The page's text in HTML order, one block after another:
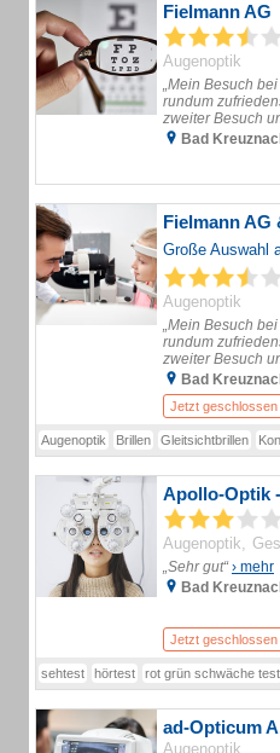
Fielmann AG
Augenoptik
„Mein Besuch
rundum
zweiter Besuch
Bad
Augenoptik
„Mein Besuch
rundum
zweiter Besuch
Bad
Jetzt geschlossen
Augenoptik Brillen Gleitsichtbrillen
Augenoptik
„Sehr gut“› mehr
Bad
Jetzt geschlossen
sehtest hörtest rot grün schwäche test
ad-Opticum
Augenoptik